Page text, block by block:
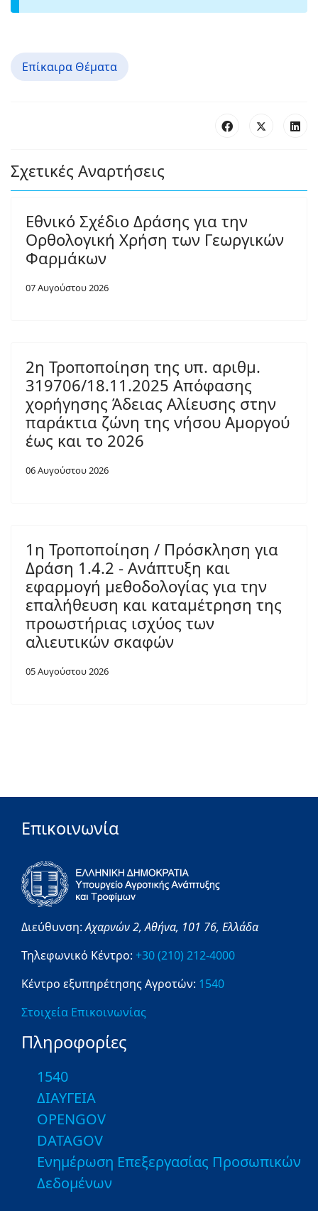
Επίκαιρα Θέματα
Σχετικές Αναρτήσεις
Εθνικό Σχέδιο Δράσης για την
Ορθολογική Χρήση των Γεωργικών
Φαρμάκων
07 Αυγούστου 2026
2η Τροποποίηση της υπ. αριθμ.
319706/18.11.2025 Απόφασης
χορήγησης Άδειας Αλίευσης στην
παράκτια ζώνη της νήσου Αμοργού
έως και το 2026
06 Αυγούστου 2026
1η Τροποποίηση / Πρόσκληση για
Δράση 1.4.2 - Ανάπτυξη και
εφαρμογή μεθοδολογίας για την
επαλήθευση και καταμέτρηση της
προωστήριας ισχύος των
αλιευτικών σκαφών
05 Αυγούστου 2026
Επικοινωνία
Διεύθυνση:Αχαρνών 2,Αθήνα, 101 76, Ελλάδα
Τηλεφωνικό Κέντρο: +30 (210) 212-4000
Κέντρο εξυπηρέτησης Αγροτών: 1540
Στοιχεία Επικοινωνίας
Πληροφορίες
1540
ΔΙΑΥΓΕΙΑ
OPENGOV
DATAGOV
Ενημέρωση Επεξεργασίας Προσωπικών
Δεδομένων